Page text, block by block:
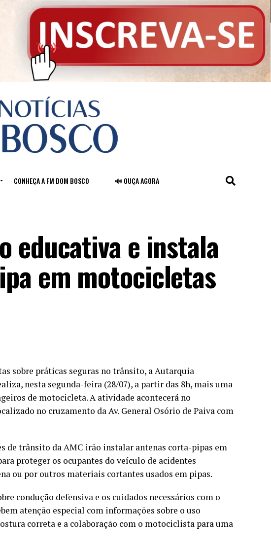
CONHEÇA A FM DOM BOSCO 🔊 OUÇA AGORA
educativa e instala
em motocicletas
sobre práticas seguras no trânsito, a Autarquia
nesta segunda-feira (28/07), a partir das 8h, mais uma
de motocicleta. A atividade acontecerá no
no cruzamento da Av. General Osório de Paiva com
de trânsito da AMC irão instalar antenas corta-pipas em
proteger os ocupantes do veículo de acidentes
ou por outros materiais cortantes usados em pipas.
condução defensiva e os cuidados necessários com o
atenção especial com informações sobre o uso
correta e a colaboração com o motociclista para uma